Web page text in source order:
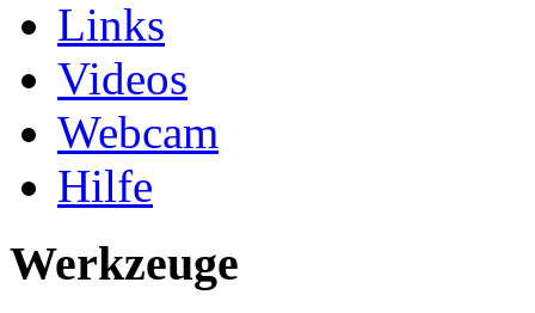
Links
Videos
Webcam
Hilfe
Werkzeuge